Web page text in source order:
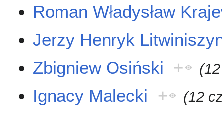
Roman Władysław
Jerzy Henryk
Zbigniew Osiński
+
Ignacy Malecki + (12